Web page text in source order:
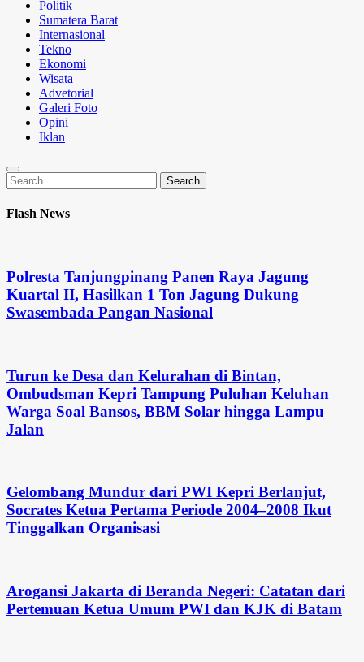
Politik
Sumatera Barat
Internasional
Tekno
Ekonomi
Wisata
Advetorial
Galeri Foto
Opini
Iklan
Search
for:
Search
Flash News
Polresta Tanjungpinang Panen Raya Jagung
Kuartal II, Hasilkan 1 Ton Jagung Dukung
Swasembada Pangan Nasional
Turun ke Desa dan Kelurahan di Bintan,
Ombudsman Kepri Tampung Puluhan Keluhan
Warga Soal Bansos, BBM Solar hingga Lampu
Jalan
Gelombang Mundur dari PWI Kepri Berlanjut,
Socrates Ketua Pertama Periode 2004–2008 Ikut
Tinggalkan Organisasi
Arogansi Jakarta di Beranda Negeri: Catatan dari
Pertemuan Ketua Umum PWI dan KJK di Batam